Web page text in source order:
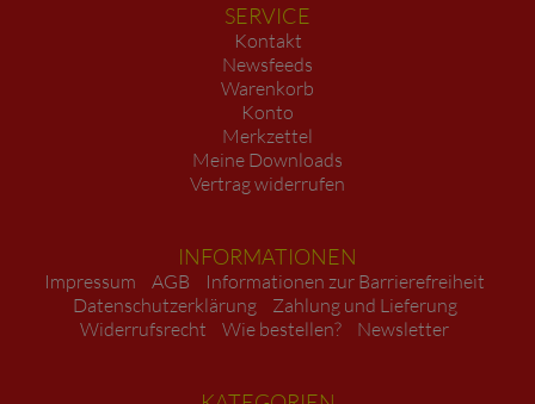
SERVICE
Kontakt
Newsfeeds
Warenkorb
Konto
Merkzettel
Meine Downloads
Vertrag widerrufen
INFORMATIONEN
Impressum AGB
Informationen zur Barrierefreiheit
Datenschutzerklärung
Zahlung und Lieferung
Widerrufsrecht
Wie bestellen? Newsletter